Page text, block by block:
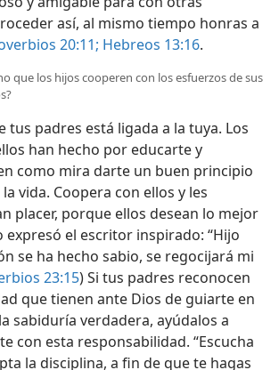
así, al mismo tiempo honras a
20:11; Hebreos 13:16.
que los hijos cooperen con los esfuerzos de sus
tus padres está ligada a la tuya. Los
han hecho por educarte y
como mira darte un buen principio
vida. Coopera con ellos y les
placer, porque ellos desean lo mejor
expresó el escritor inspirado: “Hijo
se ha hecho sabio, se regocijará mi
23:15) Si tus padres reconocen
que tienen ante Dios de guiarte en
sabiduría verdadera, ayúdalos a
con esta responsabilidad. “Escucha
la disciplina, a fin de que te hagas